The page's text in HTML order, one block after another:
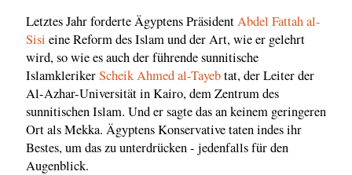
Letztes Jahr forderte Ägyptens PräsidentAbdel Fattah al-
Sisi eine Reform des Islam und der Art, wie er gelehrt
wird, so wie es auch der führende sunnitische
IslamklerikerScheik Ahmed al-Tayebtat, der Leiter der
Al-Azhar-Universität in Kairo, dem Zentrum des
sunnitischen Islam. Und er sagte das an keinem geringeren
Ort als Mekka. Ägyptens Konservative taten indes ihr
Bestes, um das zu unterdrücken - jedenfalls für den
Augenblick.